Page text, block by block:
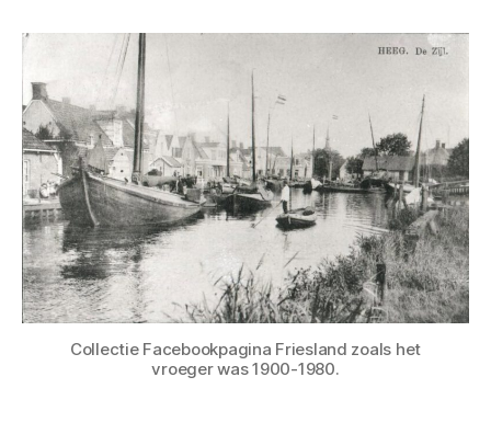
Collectie Facebookpagina Friesland zoals het
vroeger was 1900-1980.